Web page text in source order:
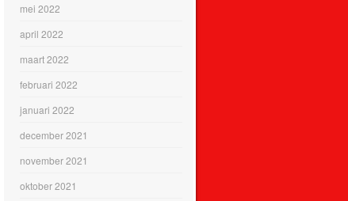
mei 2022
april 2022
maart 2022
februari 2022
januari 2022
december 2021
november 2021
oktober 2021